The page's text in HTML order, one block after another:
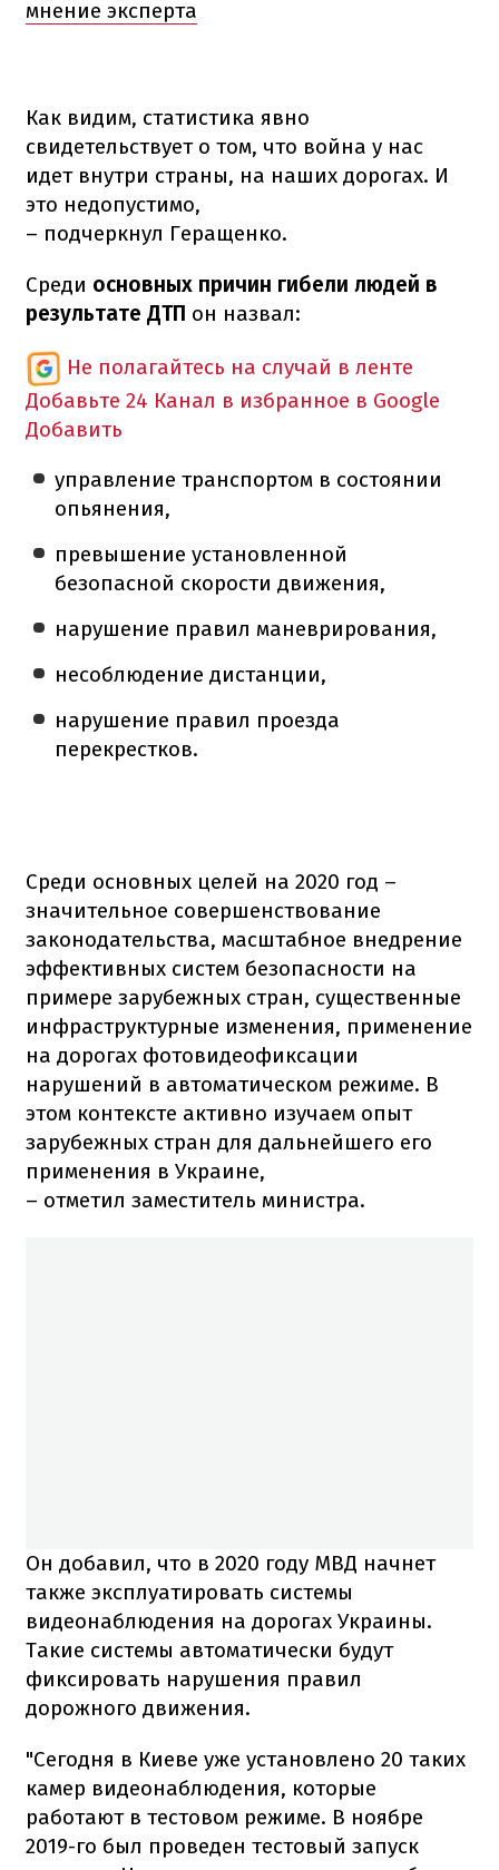
мнение эксперта
Как видим, статистика явно
свидетельствует о том, что война у нас
идет внутри страны, на наших дорогах. И
это недопустимо,
– подчеркнул Геращенко.
Среди основных причин гибели людей в
результате ДТП он назвал:
Не полагайтесь на случай в ленте
Добавьте 24 Канал в избранное в Google
Добавить
управление транспортом в состоянии
опьянения,
превышение установленной
безопасной скорости движения,
нарушение правил маневрирования,
несоблюдение дистанции,
нарушение правил проезда
перекрестков.
Среди основных целей на 2020 год –
значительное совершенствование
законодательства, масштабное внедрение
эффективных систем безопасности на
примере зарубежных стран, существенные
инфраструктурные изменения, применение
на дорогах фотовидеофиксации
нарушений в автоматическом режиме. В
этом контексте активно изучаем опыт
зарубежных стран для дальнейшего его
применения в Украине,
– отметил заместитель министра.
Он добавил, что в 2020 году МВД начнет
также эксплуатировать системы
видеонаблюдения на дорогах Украины.
Такие системы автоматически будут
фиксировать нарушения правил
дорожного движения.
"Сегодня в Киеве уже установлено 20 таких
камер видеонаблюдения, которые
работают в тестовом режиме. В ноябре
2019-го был проведен тестовый запуск